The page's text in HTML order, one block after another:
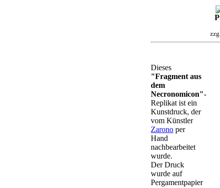
Dieses
"Fragment aus
dem
Necronomicon"-
Replikat ist ein
Kunstdruck, der
vom Künstler
Zarono per
Hand
nachbearbeitet
wurde.
Der Druck
wurde auf
Pergamentpapier